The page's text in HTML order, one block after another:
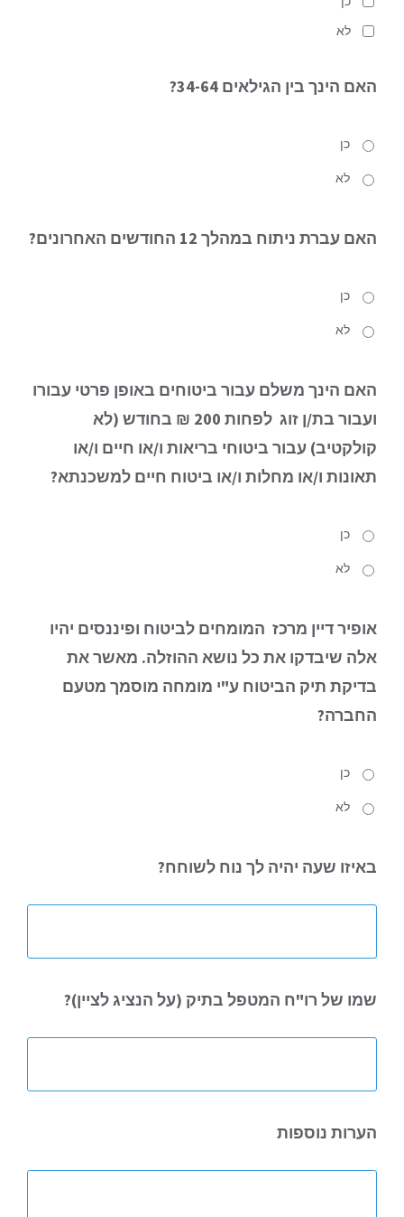
לא
האם הינך בין הגילאים 34-64?
כן
לא
האם עברת ניתוח במהלך 12 החודשים האחרונים?
כן
לא
האם הינך משלם עבור ביטוחים באופן פרטי עבורו
ועבור בת/ן זוג
לפחות 200 ₪ בחודש (לא
קולקטיב) עבור ביטוחי בריאות ו/או חיים ו/או
תאונות ו/או מחלות ו/או ביטוח חיים למשכנתא?
כן
לא
אופיר דיין מרכז המומחים לביטוח ופיננסים יהיו
אלה שיבדקו את כל נושא ההוזלה. מאשר את
בדיקת תיק הביטוח ע"י מומחה מוסמך מטעם
החברה?
כן
לא
באיזו שעה יהיה לך נוח לשוחח?
שמו של רו"ח המטפל בתיק (על הנציג לציין)?
הערות נוספות